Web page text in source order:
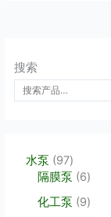
搜索
水泵 979
7
产
隔膜泵 66
产
化工泵 99